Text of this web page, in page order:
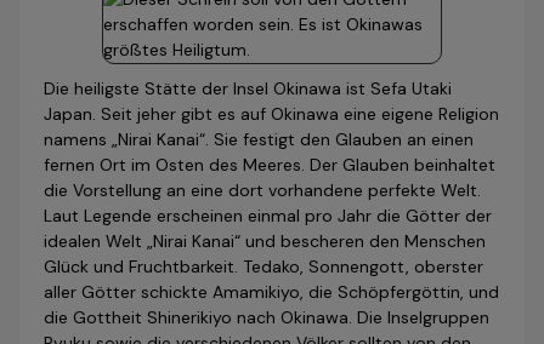
Die heiligste Stätte der Insel Okinawa ist Sefa Utaki
Japan. Seit jeher gibt es auf Okinawa eine eigene Religion
namens „Nirai Kanai“. Sie festigt den Glauben an einen
fernen Ort im Osten des Meeres. Der Glauben beinhaltet
die Vorstellung an eine dort vorhandene perfekte Welt.
Laut Legende erscheinen einmal pro Jahr die Götter der
idealen Welt „Nirai Kanai“ und bescheren den Menschen
Glück und Fruchtbarkeit. Tedako, Sonnengott, oberster
aller Götter schickte Amamikiyo, die Schöpfergöttin, und
die Gottheit Shinerikiyo nach Okinawa. Die Inselgruppen